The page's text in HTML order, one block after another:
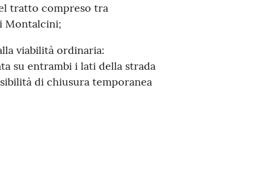
tratto compreso tra
Montalcini;
viabilità ordinaria:
su entrambi i lati della strada
di chiusura temporanea